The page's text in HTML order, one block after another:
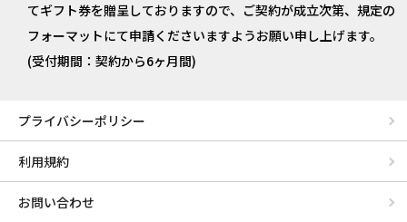
てギフト券を贈呈しておりますので、ご契約が成立次第、規定の
フォーマットにて申請くださいますようお願い申し上げます。
(受付期間：契約から6ヶ月間)
プライバシーポリシー
利用規約
お問い合わせ